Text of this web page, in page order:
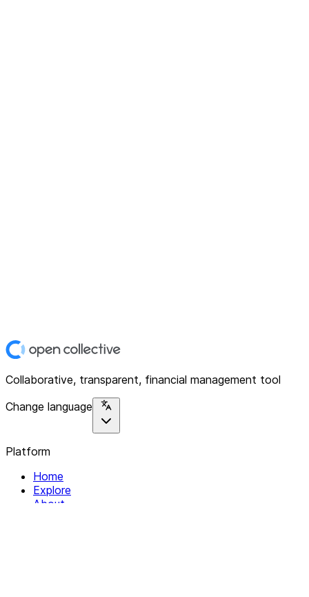
Collaborative, transparent, financial management tool
Change language
Platform
Home
Explore
About